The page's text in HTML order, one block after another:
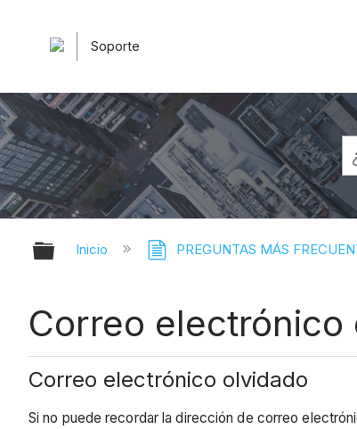
Soporte
Expandir/contraer jerarquía
Inicio PREGUNTAS MÁS
Correo electrónico
Correo electrónico olvidado
Si no puede recordar la dirección de correo